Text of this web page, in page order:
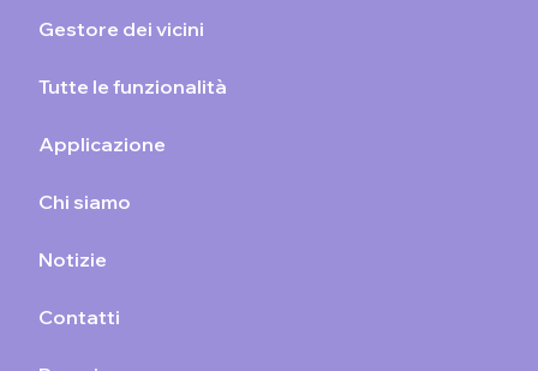
Gestore dei vicini
Tutte le funzionalità
Applicazione
Chi siamo
Notizie
Contatti